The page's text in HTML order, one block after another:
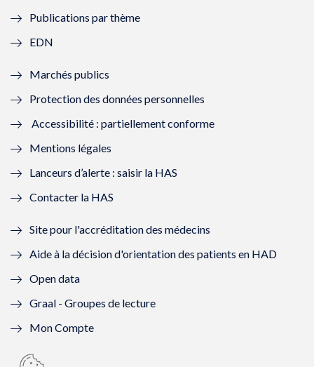
f
n
ê
t
r
e
)
e
n
ê
r
)
ê
t
e
ê
)
Publications par thème
EDN
Marchés publics
Protection des données personnelles
Accessibilité : partiellement conforme
Mentions légales
Lanceurs d’alerte : saisir la HAS
Contacter la HAS
Site pour l'accréditation des médecins
Aide à la décision d'orientation des patients en HAD
Open data
Graal - Groupes de lecture
Mon Compte